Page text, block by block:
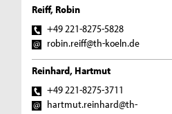
Reiff, Robin
+49 221-8275-5828
robin.reiff@th-koeln.de
Reinhard, Hartmut
+49 221-8275-3711
hartmut.reinhard@th-